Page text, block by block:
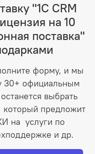
"1С CRM
на 10
поставка"
форму, и мы
30+ официальным
выбрать
который предложит
на услуги по
и др.